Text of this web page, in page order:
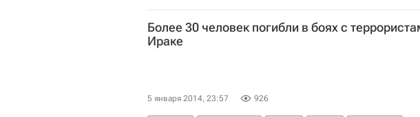
Более 30 человек погибли в боях с
Ираке
5 января 2014, 23:57 926